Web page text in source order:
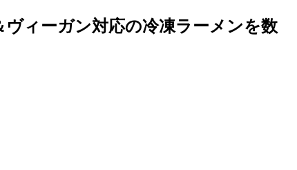
ィーガン対応の冷凍ラーメンを数